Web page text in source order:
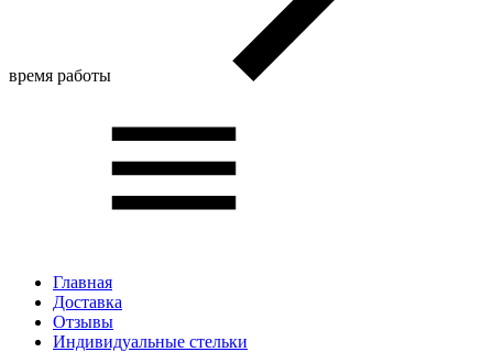
время работы
Главная
Доставка
Отзывы
Индивидуальные стельки